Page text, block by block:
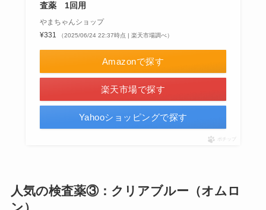
査薬 1回用
やまちゃんショップ
¥331
（2025/06/24 22:37時点 | 楽天市場調べ）
Amazonで探す
楽天市場で探す
Yahooショッピングで探す
ポチップ
人気の検査薬③：クリアブルー（オムロ
ン）